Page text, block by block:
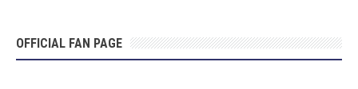
OFFICIAL FAN PAGE